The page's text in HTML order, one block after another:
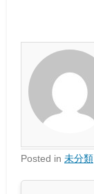
Posted in 未分類